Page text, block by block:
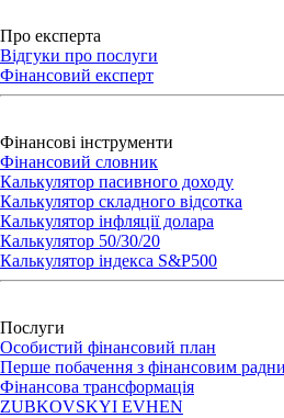
Про експерта
Відгуки про послуги
Фінансовий експерт
Фінансові інструменти
Фінансовий словник
Калькулятор пасивного доходу
Калькулятор складного відсотка
Калькулятор iнфляції долара
Калькулятор 50/30/20
Калькулятор індекса S&P500
Послуги
Особистий фінансовий план
Перше побачення з фінансовим
Фінансова трансформація
ZUBKOVSKYI EVHEN